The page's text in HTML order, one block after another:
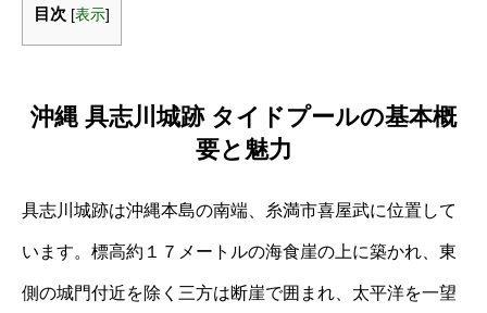
目次 [表示]
沖縄 具志川城跡 タイドプールの基本概
要と魅力
具志川城跡は沖縄本島の南端、糸満市喜屋武に位置して
います。標高約１７メートルの海食崖の上に築かれ、東
側の城門付近を除く三方は断崖で囲まれ、太平洋を一望